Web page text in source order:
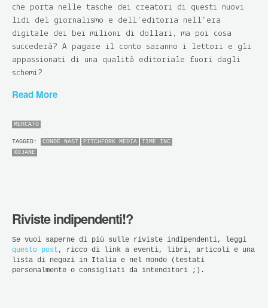
che porta nelle tasche dei creatori di questi nuovi
lidi del giornalismo e dell’editoria nell’era
digitale dei bei milioni di dollari, ma poi cosa
succederà? A pagare il conto saranno i lettori e gli
appassionati di una qualità editoriale fuori dagli
schemi?
Read More
MERCATO
TAGGED: CONDÉ NAST PITCHFORK MEDIA
TIME INC
XOJANE
Riviste indipendenti!?
Se vuoi saperne di più sulle riviste indipendenti, leggi
questo post , ricco di link a eventi, libri, articoli e una
lista di negozi in Italia e nel mondo (testati
personalmente o consigliati da intenditori ;).